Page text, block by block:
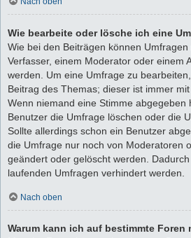
Wie bearbeite oder lösche ich eine
Wie bei den Beiträgen können
Verfasser, einem Moderator oder einem
werden. Um eine Umfrage zu
Beitrag des Themas; dieser ist immer
Wenn niemand eine Stimme abgegeben
Benutzer die Umfrage löschen oder die
Sollte allerdings schon ein Benutzer
die Umfrage nur noch von Moderatoren
geändert oder gelöscht werden.
laufenden Umfragen verhindert werden.
Nach oben
Warum kann ich auf bestimmte Foren